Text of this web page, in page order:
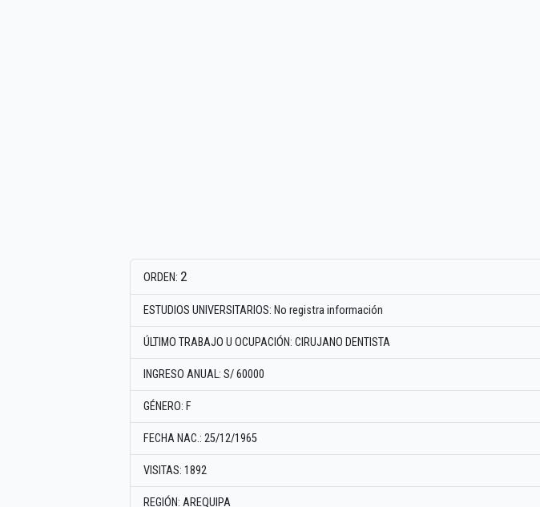
ORDEN: 2
ESTUDIOS UNIVERSITARIOS: No registra información
ÚLTIMO TRABAJO U OCUPACIÓN: CIRUJANO DENTISTA
INGRESO ANUAL: S/ 60000
GÉNERO: F
FECHA NAC.: 25/12/1965
VISITAS: 1892
REGIÓN: AREQUIPA